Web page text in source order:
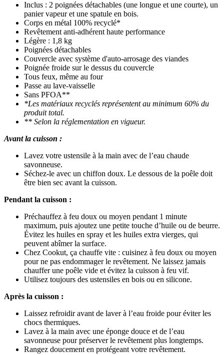
Inclus : 2 poignées détachables (une longue et une courte), un
panier vapeur et une spatule en bois.
Corps en métal 100% recyclé*
Revêtement anti-adhérent haute performance
Légère : 1,8 kg
Poignées détachables
Couvercle avec système d'auto-arrosage des viandes
Poignée froide sur le dessus du couvercle
Tous feux, même au four
Passe au lave-vaisselle
Sans PFOA**
*Les matériaux recyclés représentent au minimum 60% du
produit total.
** Selon la réglementation en vigueur.
Avant la cuisson :
Lavez votre ustensile à la main avec de l’eau chaude
savonneuse.
Séchez-le avec un chiffon doux. Le dessous de la poêle doit
être bien sec avant la cuisson.
Pendant la cuisson :
Préchauffez à feu doux ou moyen pendant 1 minute
maximum, puis ajoutez une petite touche d’huile ou de beurre.
Évitez les huiles en spray et les huiles extra vierges, qui
peuvent abîmer la surface.
Chez Cookut, ça chauffe vite : cuisinez à feu doux ou moyen
pour ne pas endommager le revêtement. Ne laissez jamais
chauffer une poêle vide et évitez la cuisson à feu vif.
Utilisez toujours des ustensiles en bois ou en silicone.
Après la cuisson :
Laissez refroidir avant de laver à l’eau froide pour éviter les
chocs thermiques.
Lavez à la main avec une éponge douce et de l’eau
savonneuse pour préserver le revêtement plus longtemps.
Rangez doucement en protégeant votre revêtement.